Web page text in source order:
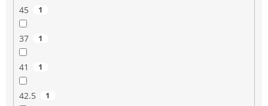
45 1
37 1
41 1
42.5 1